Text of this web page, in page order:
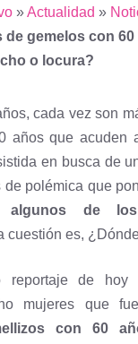
»Actualidad »
de gemelos con
o locura?
cada vez son
años que acuden
en busca de
de polémica que
de los
cuestión es,
reportaje de hoy
mujeres que
con 60